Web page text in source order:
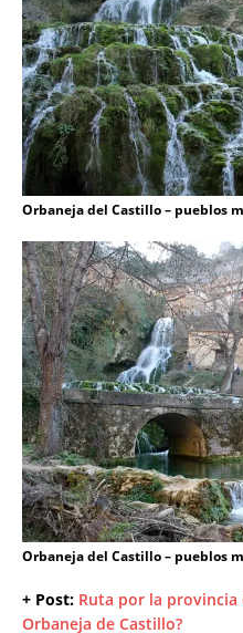
Orbaneja del Castillo – pueblos
Orbaneja del Castillo – pueblos
+ Post: Ruta por la provincia
Orbaneja de Castillo?